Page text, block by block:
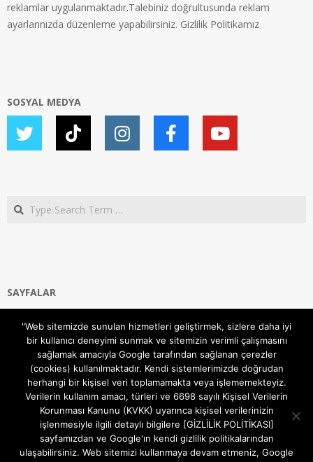
reklamlar uygulanmaktadır.Talebiniz doğrultusunda reklam
ayarlarınızda düzenleme yapabilirsiniz. Gizlilik Politikamız
SOSYAL MEDYA
Search
SAYFALAR
Gizlilik ve Çerezler (Cookies) Politikası
Hakkımızda
İletişim Kanalları
MODEM KURULUM
TEKNİK DESTEK
TELEVİZYON SİSTEMLERİ
"Web sitemizde sunulan hizmetleri geliştirmek, sizlere daha iyi
bir kullanıcı deneyimi sunmak ve sitemizin verimli çalışmasını
sağlamak amacıyla Google tarafından sağlanan çerezler
(cookies) kullanılmaktadır. Kendi sistemlerimizde doğrudan
herhangi bir kişisel veri toplamamakta veya işlememekteyiz.
Verilerin kullanım amacı, türleri ve 6698 sayılı Kişisel Verilerin
Korunması Kanunu (KVKK) uyarınca kişisel verilerinizin
işlenmesiyle ilgili detaylı bilgilere [GİZLİLİK POLİTİKASI]
sayfamızdan ve Google'ın kendi gizlilik politikalarından
ulaşabilirsiniz. Web sitemizi kullanmaya devam etmeniz, Google